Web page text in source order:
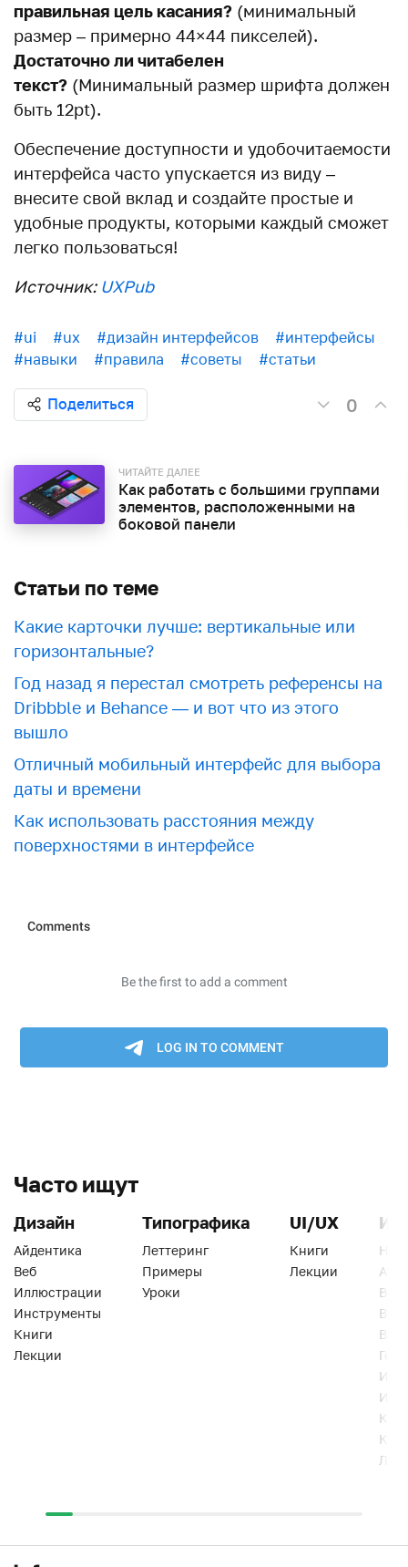
правильная цель касания? (минимальный
размер – примерно 44×44 пикселей).
Достаточно ли читабелен
текст? (Минимальный размер шрифта должен
быть 12pt).
Обеспечение доступности и удобочитаемости
интерфейса часто упускается из виду –
внесите свой вклад и создайте простые и
удобные продукты, которыми каждый сможет
легко пользоваться!
Источник: UXPub
#ui #ux #дизайн интерфейсов
#интерфейсы
#навыки
#правила #советы #статьи
Поделиться 0
ЧИТАЙТЕ ДАЛЕЕ
Как работать с большими группами
элементов, расположенными на
боковой панели
Статьи по теме
Какие карточки лучше: вертикальные или
горизонтальные?
Год назад я перестал смотреть референсы на
Dribbble и Behance — и вот что из этого
вышло
Отличный мобильный интерфейс для выбора
даты и времени
Как использовать расстояния между
поверхностями в интерфейсе
Часто ищут
Дизайн
Айдентика
Веб
Иллюстрации
Инструменты
Книги
Лекции
Типографика
Леттеринг
Примеры
Уроки
UI/UX
Книги
Лекции
Веб